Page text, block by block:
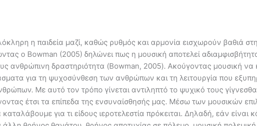
η παιδεία μαζί, καθώς ρυθμός και αρμονία εισχωρούν βαθιά
ο Bowman (2005) δηλώνει πως η μουσική αποτελεί
ανθρώπινη δραστηριότητα (Bowman, 2005). Ακούγοντας μουσική
για τη ψυχοσύνθεση των ανθρώπων και τη λειτουργία που
Με αυτό τον τρόπο γίνεται αντιληπτό το ψυχικό τους
έτσι τα επίπεδα της ενσυναίσθησής μας. Μέσω των μουσικών
για τι είδους ιεροτελεστία πρόκειται. Δηλαδή, εάν